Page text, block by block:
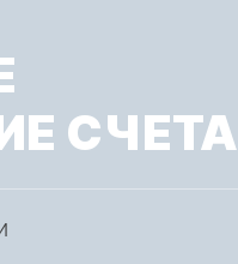
СЧЕТА